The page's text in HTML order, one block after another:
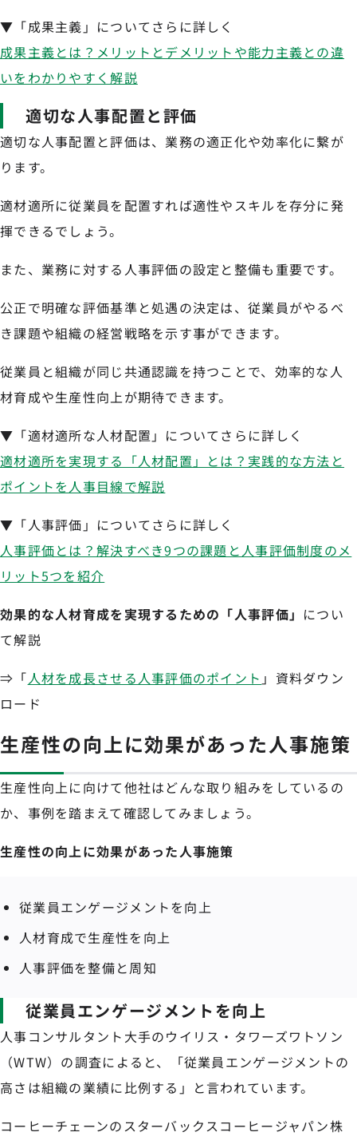
▼「成果主義」についてさらに詳しく
成果主義とは？メリットとデメリットや能力主義との違
いをわかりやすく解説
適切な人事配置と評価
適切な人事配置と評価は、業務の適正化や効率化に繋が
ります。
適材適所に従業員を配置すれば適性やスキルを存分に発
揮できるでしょう。
また、業務に対する人事評価の設定と整備も重要です。
公正で明確な評価基準と処遇の決定は、従業員がやるべ
き課題や組織の経営戦略を示す事ができます。
従業員と組織が同じ共通認識を持つことで、効率的な人
材育成や生産性向上が期待できます。
▼「適材適所な人材配置」についてさらに詳しく
適材適所を実現する「人材配置」とは？実践的な方法と
ポイントを人事目線で解説
▼「人事評価」についてさらに詳しく
人事評価とは？解決すべき9つの課題と人事評価制度のメ
リット5つを紹介
効果的な人材育成を実現するための「人事評価」 につい
て解説
⇒「人材を成長させる人事評価のポイント 」資料ダウン
ロード
生産性の向上に効果があった人事施策
生産性向上に向けて他社はどんな取り組みをしているの
か、事例を踏まえて確認してみましょう。
生産性の向上に効果があった人事施策
従業員エンゲージメントを向上
人材育成で生産性を向上
人事評価を整備と周知
従業員エンゲージメントを向上
人事コンサルタント大手のウイリス・タワーズワトソン
（WTW）の調査によると、「従業員エンゲージメントの
高さは組織の業績に比例する」と言われています。
コーヒーチェーンのスターバックスコーヒージャパン株